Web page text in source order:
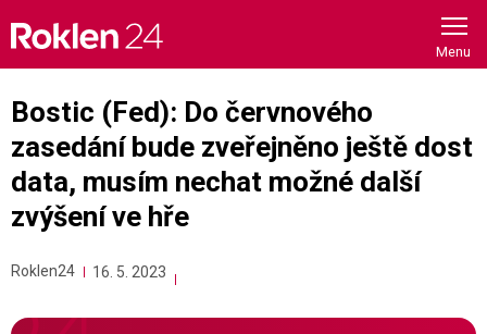
content
Bostic (Fed): Do červnového
zasedání bude zveřejněno ještě dost
data, musím nechat možné další
zvýšení ve hře
Roklen24 16. 5. 2023